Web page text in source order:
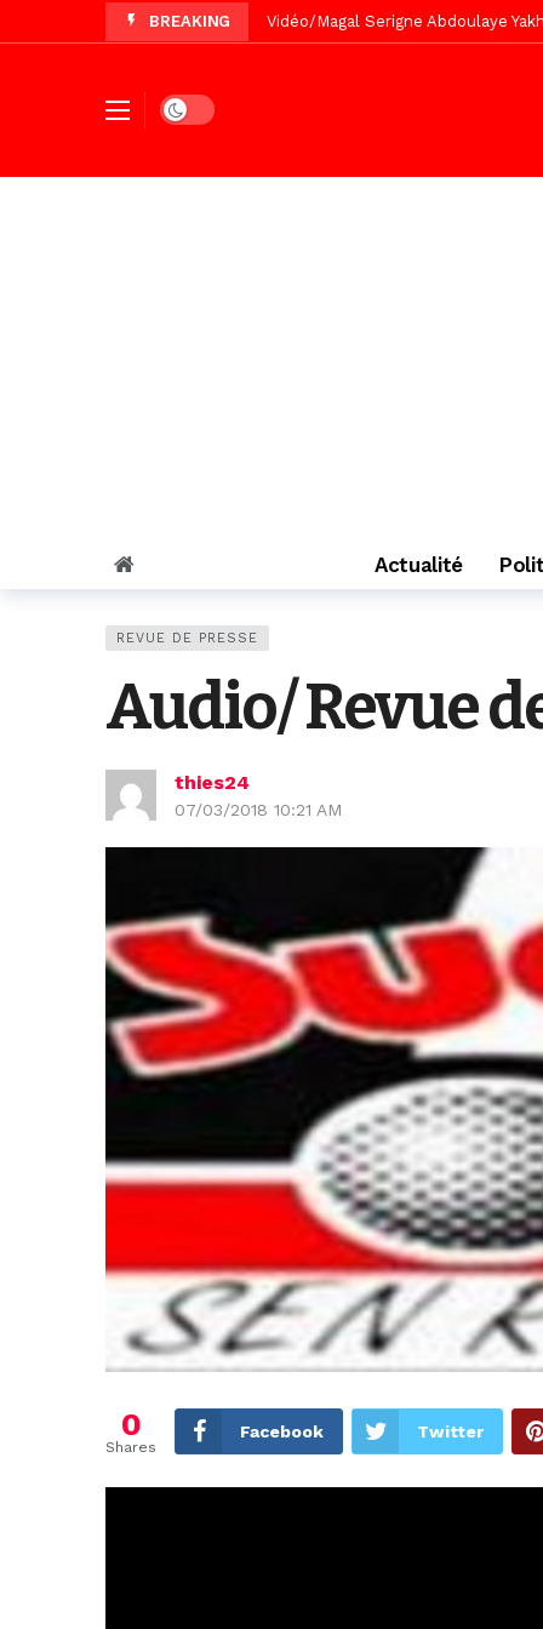
BREAKING Vidéo/Chérif Nehma Aïdara
Vidéo/ Préparation Gamou 2026,
Dark mode
Actualité
REVUE DE PRESSE
Audio/ Revue
thies24
07/03/2018 10:21 AM
0
Shares
Facebook Twitter